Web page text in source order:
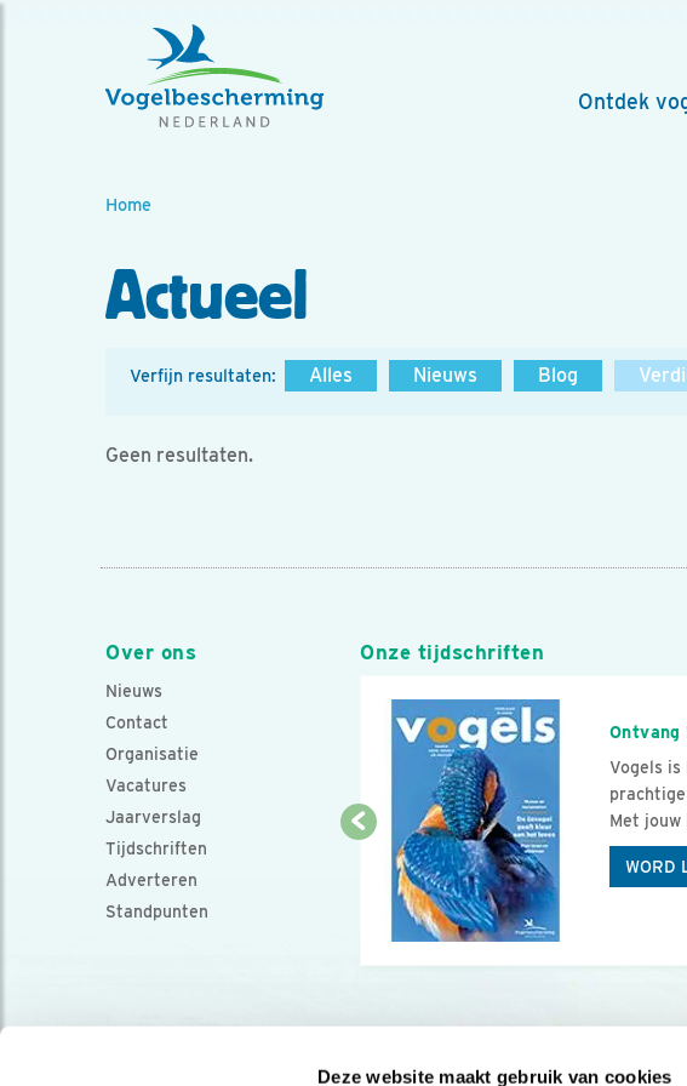
Deze website maakt gebruik van cookies
Ontdek
Home
Actueel
Verfijn resultaten: Alles Nieuws Blog
Geen resultaten.
Over ons
Nieuws
Contact
Organisatie
Vacatures
Jaarverslag
Tijdschriften
Adverteren
Standpunten
Onze tijdschriften
Vogels
Met jouw
WORD